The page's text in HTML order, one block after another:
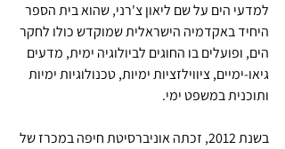
למדעי הים על שם ליאון צ'רני, שהוא בית הספר
היחיד באקדמיה הישראלית שמוקדש כולו לחקר
הים, ופועלים בו החוגים לביולוגיה ימית, מדעים
גיאו-ימיים, ציווילזציות ימיות, טכנולוגיות ימיות
ותוכנית במשפט ימי.
בשנת 2012, זכתה אוניברסיטת חיפה במכרז של